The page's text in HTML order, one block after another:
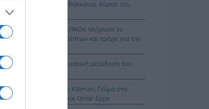
υπάρχουν και στα Βαλκάνια, κύριοι του
στην Τούμπα: Ο ΠΑΟΚ πλήρωσε το
άουτ» των 17 δευτερολέπτων και τρέχει για την
Άντερλεχτ LIVE: Η τηλεοπτική μετάδοση του
βρίσκεται η Nicole Kidman: Γεύμα στο
μαζί με Zoe Saldaña και Omar Epps